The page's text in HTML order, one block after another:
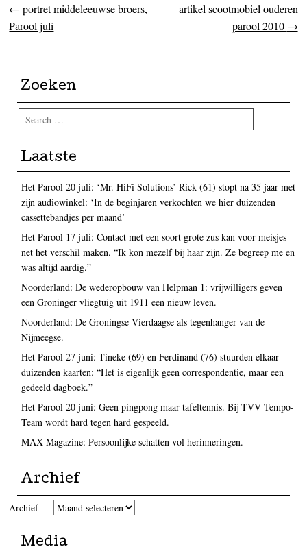
Post navigation
← portret middeleeuwse broers,
Parool juli
artikel scootmobiel ouderen
parool 2010 →
Zoeken
Search
Laatste
Het Parool 20 juli: ‘Mr. HiFi Solutions’ Rick (61) stopt na 35 jaar met
zijn audiowinkel: ‘In de beginjaren verkochten we hier duizenden
cassettebandjes per maand’
Het Parool 17 juli: Contact met een soort grote zus kan voor meisjes
net het verschil maken. “Ik kon mezelf bij haar zijn. Ze begreep me en
was altijd aardig.”
Noorderland: De wederopbouw van Helpman 1: vrijwilligers geven
een Groninger vliegtuig uit 1911 een nieuw leven.
Noorderland: De Groningse Vierdaagse als tegenhanger van de
Nijmeegse.
Het Parool 27 juni: Tineke (69) en Ferdinand (76) stuurden elkaar
duizenden kaarten: “Het is eigenlijk geen correspondentie, maar een
gedeeld dagboek.”
Het Parool 20 juni: Geen pingpong maar tafeltennis. Bij TVV Tempo-
Team wordt hard tegen hard gespeeld.
MAX Magazine: Persoonlijke schatten vol herinneringen.
Archief
Archief
Media